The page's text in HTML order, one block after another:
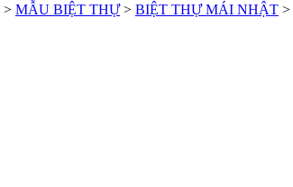
> MẪU BIỆT THỰ> BIỆT THỰ MÁI NHẬT >